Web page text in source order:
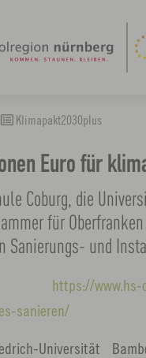
Klimapakt2030plus
Euro für
Coburg, die
für
Sanierungs- und
https://
sanieren/
Universität